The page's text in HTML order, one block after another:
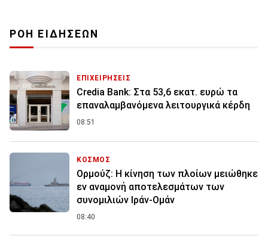
ΡΟΗ ΕΙΔΗΣΕΩΝ
ΕΠΙΧΕΙΡΗΣΕΙΣ
Credia Bank: Στα 53,6 εκατ. ευρώ τα
επαναλαμβανόμενα λειτουργικά κέρδη
08:51
ΚΟΣΜΟΣ
Ορμούζ: Η κίνηση των πλοίων μειώθηκε
εν αναμονή αποτελεσμάτων των
συνομιλιών Ιράν-Ομάν
08:40